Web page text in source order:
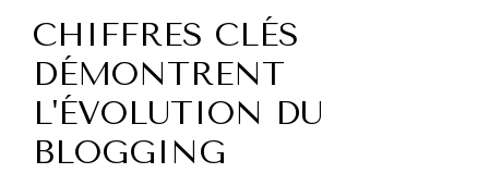
CHIFFRES CLÉS
DÉMONTRENT
L'ÉVOLUTION DU
BLOGGING